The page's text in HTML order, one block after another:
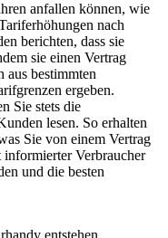
anfallen können, wie
nach
berichten, dass sie
sie einen Vertrag
aus bestimmten
ergeben.
Sie stets die
lesen. So erhalten
Sie von einem Vertrag
Verbraucher
und die besten
entstehen.